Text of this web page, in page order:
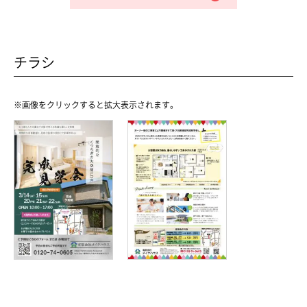
チラシ
※画像をクリックすると拡大表示されます。